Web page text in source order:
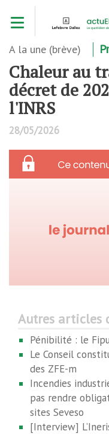
contenu
A la une (brève)
Chaleur au
décret de
l'INRS
28/05/2026
Autres articles
Pénibilité : le
Le Conseil
des ZFE-m
Incendies
pas rendre
sites Seveso
[Interview]